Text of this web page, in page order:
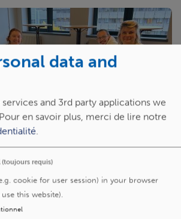
en soins infirmiers :
data and
and 3rd party applications we
Pour en savoir plus, merci de lire notre
.
(toujours requis)
cookie for user session) in your browser
this website).